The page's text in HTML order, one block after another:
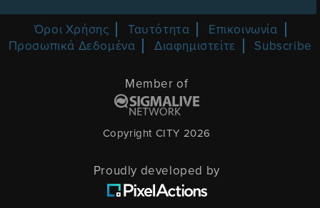
Όροι Χρήσης Ταυτότητα
Επικοινωνία
Προσωπικά Δεδομένα
Διαφημιστείτε Subscribe
Member of
Copyright CITY 2026
Proudly developed by